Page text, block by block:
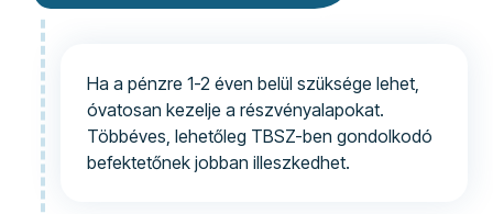
Ha a pénzre 1-2 éven belül szüksége lehet,
óvatosan kezelje a részvényalapokat.
Többéves, lehetőleg TBSZ-ben gondolkodó
befektetőnek jobban illeszkedhet.